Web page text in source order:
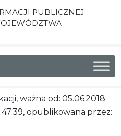
PUBLICZNEJ
ważna od: 05.06.2018
opublikowana przez: